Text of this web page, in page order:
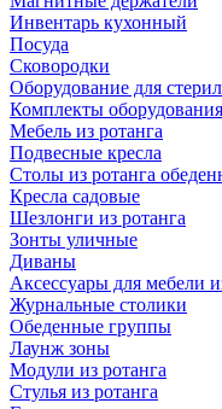
Инвентарь кухонный
Посуда
Сковородки
Оборудование для
Комплекты оборудования
Мебель из ротанга
Подвесные кресла
Столы из ротанга
Кресла садовые
Шезлонги из ротанга
Зонты уличные
Диваны
Аксессуары для мебели
Журнальные столики
Обеденные группы
Лаунж зоны
Модули из ротанга
Стулья из ротанга